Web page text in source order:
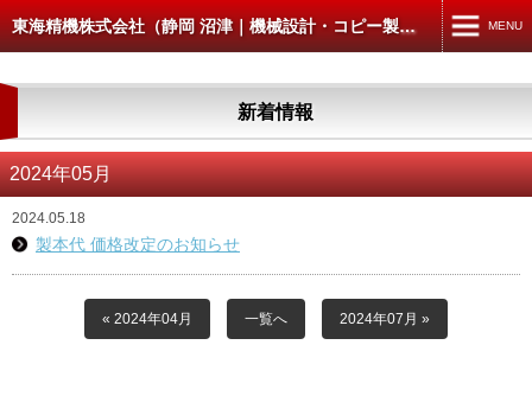
東海精機株式会社（静岡 沼津｜機械設計・コピー製本スキャン） MENU
機械設計・製図
コピー・製本・スキャン
新着情報
2024年05月
2024.05.18
製本代 価格改定のお知らせ
« 2024年04月 一覧へ 2024年07月 »